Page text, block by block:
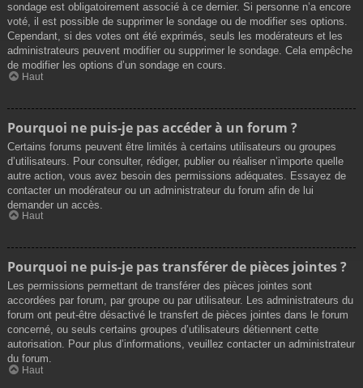
sondage est obligatoirement associé à ce dernier. Si personne n’a encore
voté, il est possible de supprimer le sondage ou de modifier ses options.
Cependant, si des votes ont été exprimés, seuls les modérateurs et les
administrateurs peuvent modifier ou supprimer le sondage. Cela empêche
de modifier les options d’un sondage en cours.
Haut
Pourquoi ne puis-je pas accéder à un forum ?
Certains forums peuvent être limités à certains utilisateurs ou groupes
d’utilisateurs. Pour consulter, rédiger, publier ou réaliser n’importe quelle
autre action, vous avez besoin des permissions adéquates. Essayez de
contacter un modérateur ou un administrateur du forum afin de lui
demander un accès.
Haut
Pourquoi ne puis-je pas transférer de pièces jointes ?
Les permissions permettant de transférer des pièces jointes sont
accordées par forum, par groupe ou par utilisateur. Les administrateurs du
forum ont peut-être désactivé le transfert de pièces jointes dans le forum
concerné, ou seuls certains groupes d’utilisateurs détiennent cette
autorisation. Pour plus d’informations, veuillez contacter un administrateur
du forum.
Haut